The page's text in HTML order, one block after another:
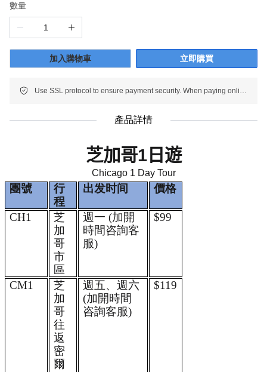
數量
加入購物車 立即購買
Use SSL protocol to ensure payment security. When paying online, your payment information is protected.
產品詳情
芝加哥1日遊
Chicago 1 Day Tour
團號
行
程
出发时间 價格
CH1
芝
加
哥
市
區
週一 (加開
時間咨詢客
服)
$99
CM1
芝
加
哥
往
返
密
爾
週五、週六
(加開時間
咨詢客服)
$119